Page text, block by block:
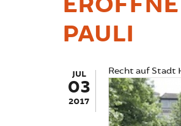
PAULI
JUL
03
2017
Recht auf Stadt